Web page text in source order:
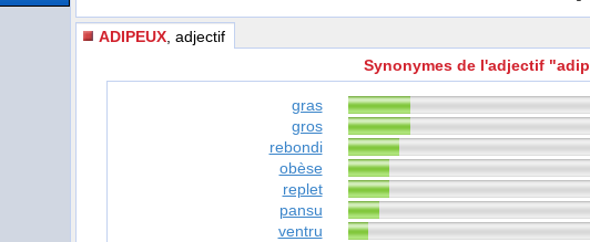
ADIPEUX , adjectif
Synonymes de l'adjectif
gras
gros
rebondi
obèse
replet
pansu
ventru